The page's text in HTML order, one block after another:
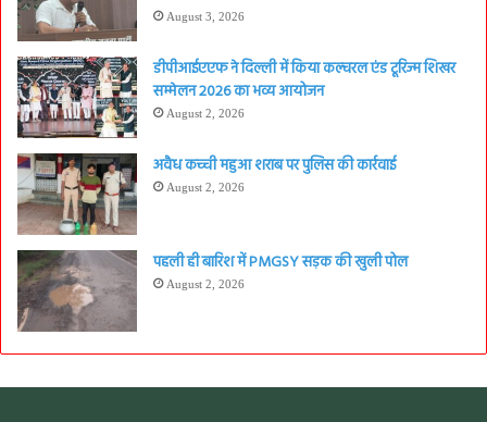
August 3, 2026
डीपीआईएएफ ने दिल्ली में किया कल्चरल एंड टूरिज्म शिखर
सम्मेलन 2026 का भव्य आयोजन
August 2, 2026
अवैध कच्ची महुआ शराब पर पुलिस की कार्रवाई
August 2, 2026
पहली ही बारिश में PMGSY सड़क की खुली पोल
August 2, 2026